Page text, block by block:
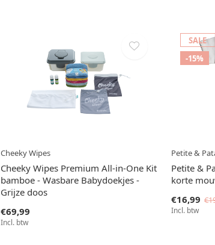
Cheeky Wipes
Cheeky Wipes Premium All-in-One Kit
bamboe - Wasbare Babydoekjes -
Grijze doos
€69,99
Incl. btw
SALE
-15%
Petite &
Petite &
korte
€16,99
Incl. btw